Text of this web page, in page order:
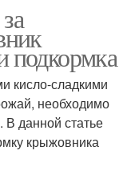
подкормка
кисло-сладкими
необходимо
В данной статье
крыжовника